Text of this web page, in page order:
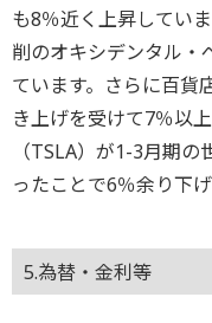
も8％近く上昇してい
削のオキシデンタル・
ています。さらに百貨
き上げを受けて7％以
（TSLA）が1-3月期
ったことで6％余り下げ
5.為替・金利等